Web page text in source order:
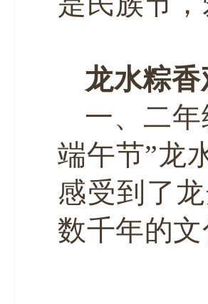
龙水粽
一、二
端午节”龙
感受到了
数千年的